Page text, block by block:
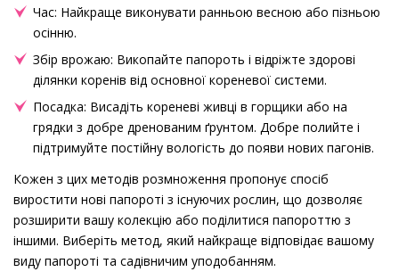
Час: Найкраще виконувати ранньою весною або пізньою
осінню.
Збір врожаю: Викопайте папороть і відріжте здорові
ділянки коренів від основної кореневої системи.
Посадка: Висадіть кореневі живці в горщики або на
грядки з добре дренованим ґрунтом. Добре полийте і
підтримуйте постійну вологість до появи нових пагонів.
Кожен з цих методів розмноження пропонує спосіб
виростити нові папороті з існуючих рослин, що дозволяє
розширити вашу колекцію або поділитися папороттю з
іншими. Виберіть метод, який найкраще відповідає вашому
виду папороті та садівничим уподобанням.